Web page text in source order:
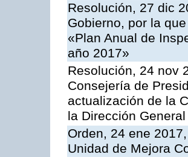
Resolución, 27 dic
Gobierno, por la
«Plan Anual de
año 2017»
Resolución, 24 nov
Consejería de
actualización de la
la Dirección
Orden, 24 ene
Unidad de Mejora